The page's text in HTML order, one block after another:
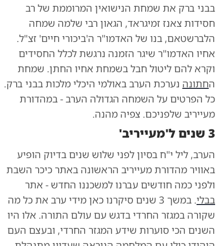
בבני ברק את שמחת הנישואין המרוממת של רב
חסידות צאנז זמיגראד, הגאון רבי שלמה שמחה
הלברשטאם, בנו של האדמו"ר ה'ביכורי חיים' זצ"ל.
אחיו האדמו"ר שיגר הזמנה נרגשת לכלל החסידים
וקרא להם ליטול חבל בשמחת אחיו החתן. שמחת
החתונה נערכת הערב באולמי היכלי מלכות בבני ברק.
כל הפרטים על השמחה הגדולה הערב - במהדורת
מעייריב שלפניכם. צפיה מהנה.
3 שנים ל'מעייריב'
הערב, ליל י"ח בסיון לפני שלוש שנים בדיוק הופיע
באוויר מהדורת מעייריב הראשונה באתר כיכר השבת
ולפני כמה חודשים עברנו למשכננו החדש - אתר
בבלי
. במשך 3 שנים סיקרנו כאן מידי ערב את כל מה
שקורה במגזר החרדי בדגש עם עולם התורה. אלו היו
השנים הכי סוערות שידע המגזר החרדי, ובעצם העם